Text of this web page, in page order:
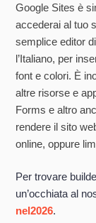
Google Sites è
accederai al tuo
semplice editor
l’Italiano, per
font e colori. È
altre risorse e
Forms e altro
rendere il sito
online, oppure
Per trovare
un’occhiata al
nel2026.